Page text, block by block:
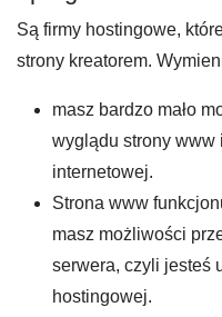
Są firmy hostingowe,
strony kreatorem.
masz bardzo mało
wyglądu strony www
internetowej.
Strona www
masz możliwości
serwera, czyli jesteś
hostingowej.